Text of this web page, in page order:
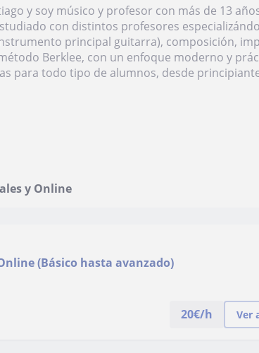
y soy músico y profesor con más de 13
con distintos profesores
principal guitarra), composición,
Berklee, con un enfoque moderno y
para todo tipo de alumnos, desde
y Online
(Básico hasta avanzado)
20€/h Ver